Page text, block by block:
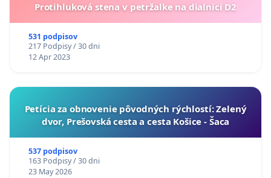
Protihluková stena v petržalke na dialnici D2
531 podpisov
217 Podpisy / 30 dni
12 Apr 2023
​Petícia za obnovenie pôvodných rýchlostí: Zelený
dvor, Prešovská cesta a cesta Košice - Šaca
537 podpisov
163 Podpisy / 30 dni
23 May 2026